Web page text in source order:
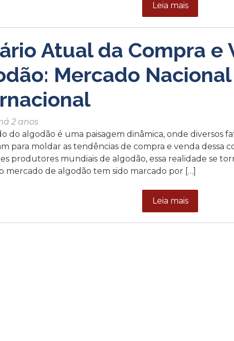
Leia mais
Atual da Compra e
Mercado
2 anos
do algodão é uma paisagem dinâmica, onde diversos
para moldar as tendências de compra e venda dessa
produtores mundiais de algodão, essa realidade se
mercado de algodão tem sido marcado por […]
Leia mais